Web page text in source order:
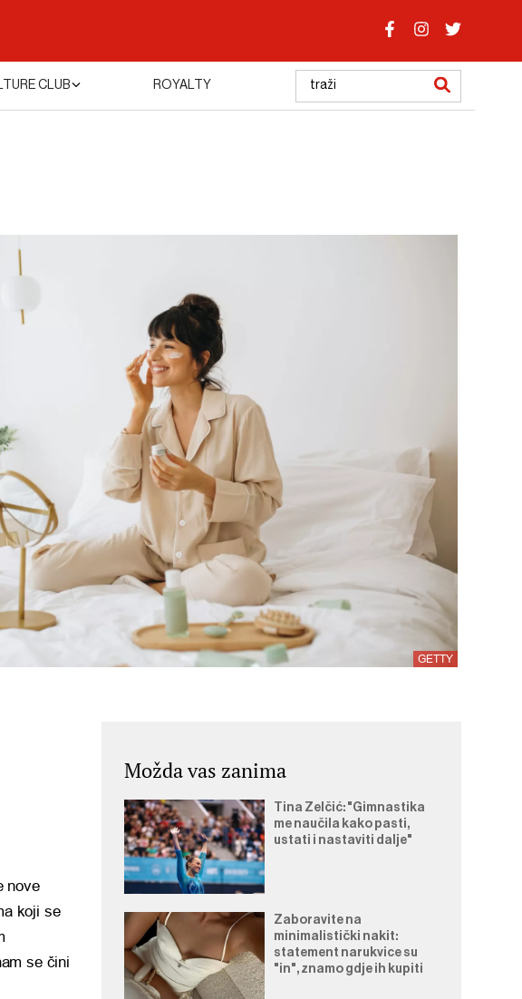
CLUB ROYALTY
GETTY
nove
koji se
se čini
Možda vas zanima
Tina Zelčić: "Gimnastika
me naučila kako pasti,
ustati i nastaviti dalje"
Zaboravite na
minimalistički nakit:
statement narukvice su
"in", znamo gdje ih kupiti